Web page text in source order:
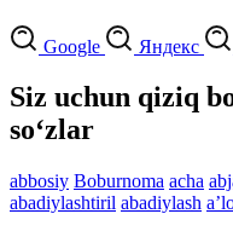
Google Яндекс
Siz uchun qiziq
so‘zlar
abbosiy Boburnoma acha
abadiylashtiril abadiylash